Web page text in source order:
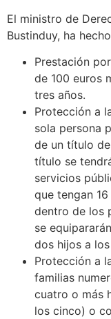
El ministro de
Bustinduy, ha
Prestación
de 100 euros
tres años.
Protección a
sola persona
de un título
título se
servicios
que tengan
dentro de los
se
dos hijos a
Protección a
familias
cuatro o más
los cinco) o